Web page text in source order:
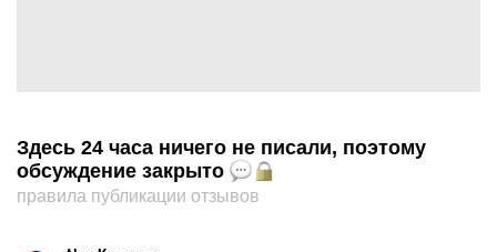
Здесь 24 часа ничего не писали, поэтому
обсуждение закрыто
правила публикации отзывов